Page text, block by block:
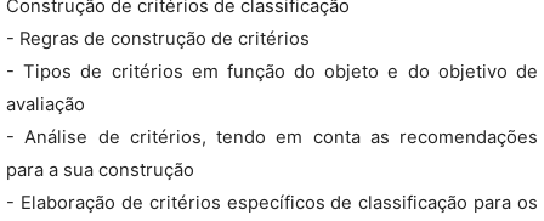
Construção de critérios de classificação
- Regras de construção de critérios
- Tipos de critérios em função do objeto e do objetivo de
avaliação
- Análise de critérios, tendo em conta as recomendações
para a sua construção
- Elaboração de critérios específicos de classificação para os